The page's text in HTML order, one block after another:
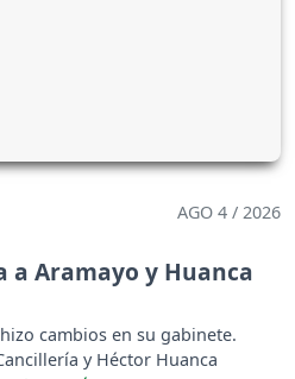
AGO 4 / 2026
a Aramayo y Huanca
cambios en su gabinete.
y Héctor Huanca